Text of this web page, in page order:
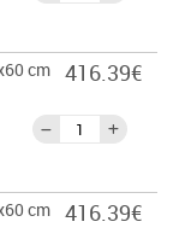
cm
416.39€
cm
416.39€